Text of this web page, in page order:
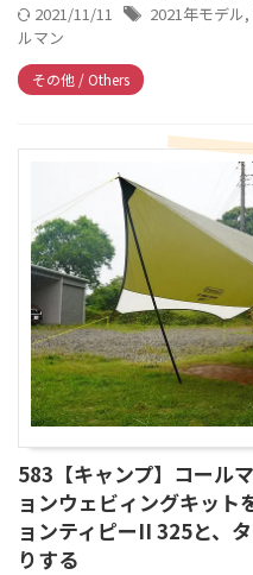
2021/11/11 2021年モデル,
ルマン
その他 / Others
583【キャンプ】コール
ョンウェビィングキット
ョンティピーII 325と、
りする